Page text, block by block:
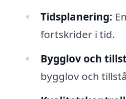
Tidsplanering:
fortskrider i tid.
Bygglov och
bygglov och